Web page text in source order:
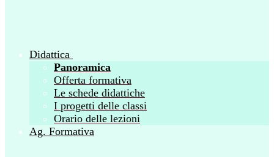
Didattica
Panoramica
Offerta formativa
Le schede didattiche
I progetti delle classi
Orario delle lezioni
Ag. Formativa